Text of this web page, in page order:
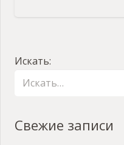
Искать:
Свежие записи